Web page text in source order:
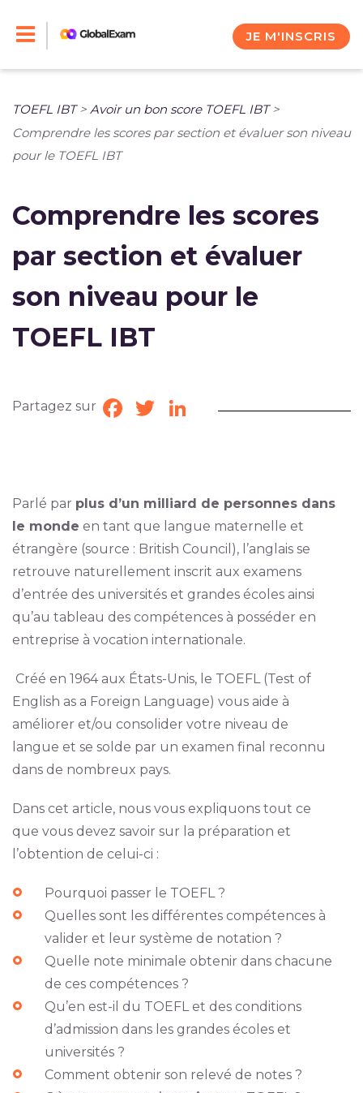
JE M'INSCRIS
TOEFL IBT> Avoir un bon score TOEFL IBT>
Comprendre les scores par section et évaluer son niveau
pour le TOEFL IBT
Comprendre les scores
par section et évaluer
son niveau pour le
TOEFL IBT
Partagez sur Facebook
TwitterLinkedIn
Parlé par plus d’un milliard de personnes dans
le monde en tant que langue maternelle et
étrangère (source : British Council), l’anglais se
retrouve naturellement inscrit aux examens
d’entrée des universités et grandes écoles ainsi
qu’au tableau des compétences à posséder en
entreprise à vocation internationale.
Créé en 1964 aux États-Unis, le TOEFL (Test of
English as a Foreign Language) vous aide à
améliorer et/ou consolider votre niveau de
langue et se solde par un examen final reconnu
dans de nombreux pays.
Dans cet article, nous vous expliquons tout ce
que vous devez savoir sur la préparation et
l’obtention de celui-ci :
Pourquoi passer le TOEFL ?
Quelles sont les différentes compétences à
valider et leur système de notation ?
Quelle note minimale obtenir dans chacune
de ces compétences ?
Qu’en est-il du TOEFL et des conditions
d’admission dans les grandes écoles et
universités ?
Comment obtenir son relevé de notes ?